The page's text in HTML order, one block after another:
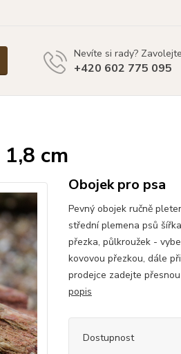
Nevíte si rady?
+420 602 775 095
cm
Obojek pro psa
Pevný obojek ručně
střední plemena psů
přezka, půlkroužek -
kovovou přezkou, dále
prodejce zadejte
popis
Dostupnost